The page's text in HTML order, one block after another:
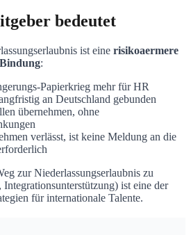
bedeutet
ist eine risikoaermere
:
Papierkrieg mehr für HR
an Deutschland gebunden
übernehmen, ohne
verlässt, ist keine Meldung an die
zur Niederlassungserlaubnis zu
Integrationsunterstützung) ist eine der
für internationale Talente.